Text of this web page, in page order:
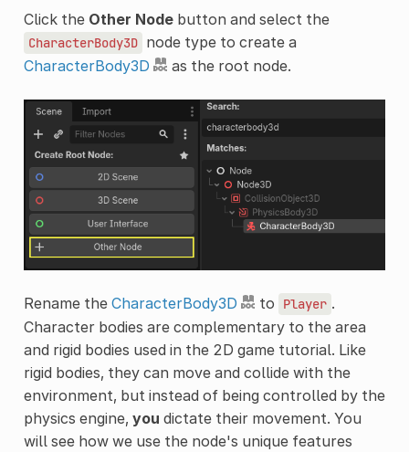
Click the Other Nodebutton and select the
CharacterBody3D node type to create a
CharacterBody3D
as the root node.
Rename the CharacterBody3D to Player .
Character bodies are complementary to the area
and rigid bodies used in the 2D game tutorial. Like
rigid bodies, they can move and collide with the
environment, but instead of being controlled by the
physics engine, you dictate their movement. You
will see how we use the node's unique features